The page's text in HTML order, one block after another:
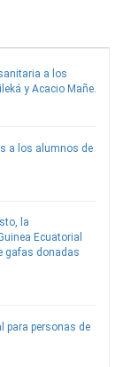
a los
y Acacio Mañe.
a los alumnos de
la
Ecuatorial
gafas donadas
para personas de